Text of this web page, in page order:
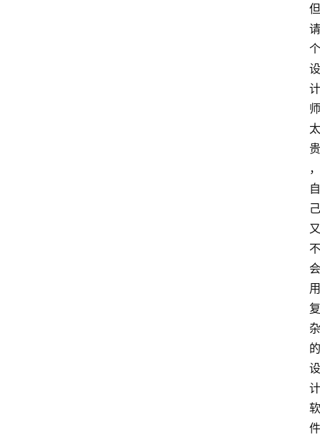
但
请
个
设
计
师
太
贵
，
自
己
又
不
会
用
复
杂
的
设
计
软
件